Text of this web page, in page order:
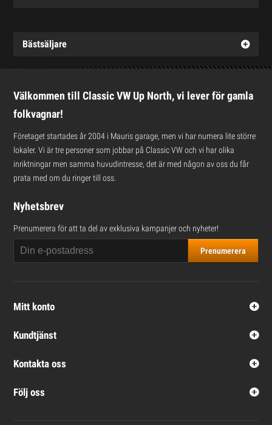
Bästsäljare
Välkommen till Classic VW Up North, vi lever för gamla
folkvagnar!
Företaget startades år 2004 i Mauris garage, men vi har numera lite större
lokaler. Vi är tre personer som jobbar på Classic VW och vi har olika
inriktningar men samma huvudintresse, det är med någon av oss du får
prata med om du ringer till oss.
Nyhetsbrev
Prenumerera för att ta del av exklusiva kampanjer och nyheter!
Prenumerera
Mitt konto
Kundtjänst
Kontakta oss
Följ oss